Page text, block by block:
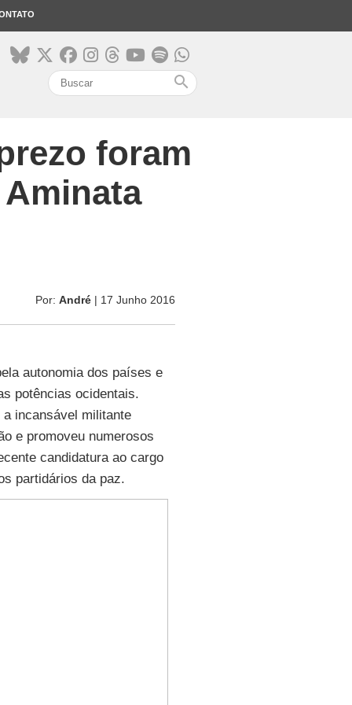
search
foram
Por: André| 17 Junho 2016
autonomia dos países e
potências ocidentais.
a incansável militante
e promoveu numerosos
candidatura ao cargo
partidários da paz.